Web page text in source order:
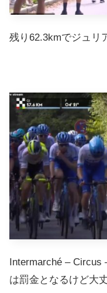
残り62.3kmでジュリ
Intermarché – Circus
は罰金となるけど大